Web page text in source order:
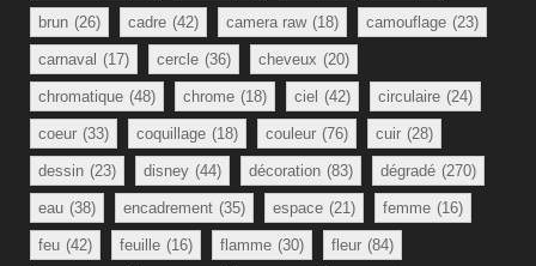
brun (26) cadre (42) camera raw (18) camouflage (23)
carnaval (17) cercle (36) cheveux (20)
chromatique (48) chrome (18) ciel (42) circulaire (24)
coeur (33) coquillage (18) couleur (76) cuir (28)
dessin (23) disney (44) décoration (83) dégradé (270)
eau (38) encadrement (35) espace (21) femme (16)
feu (42) feuille (16) flamme (30) fleur (84)